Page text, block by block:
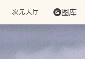
次元大厅 图库